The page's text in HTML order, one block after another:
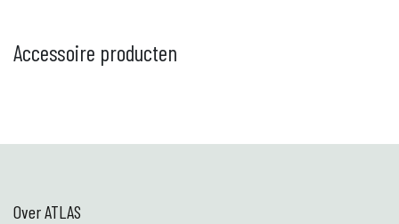
Accessoire producten
Over ATLAS